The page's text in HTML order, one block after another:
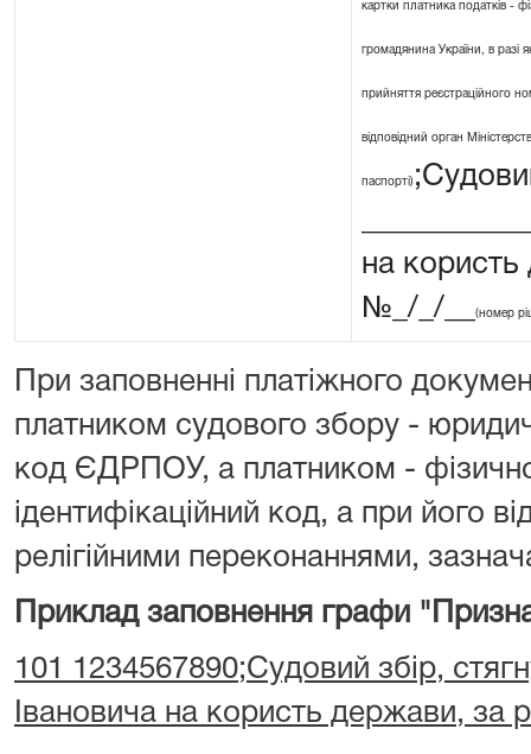
картки платника податків -
громадянина України, в разі
прийняття реєстраційного
відповідний орган
паспорті)
на
№_/_/__
(номер
При заповненні платіжного
платником судового збору -
код ЄДРПОУ, а платником -
ідентифікаційний код, а при його
релігійними переконаннями,
Приклад заповнення графи
101 1234567890;Судовий збір,
Івановича на користь держави,